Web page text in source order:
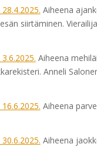
Aiheena
siirtäminen.
Aiheena
Anneli
Aiheena
Aiheena